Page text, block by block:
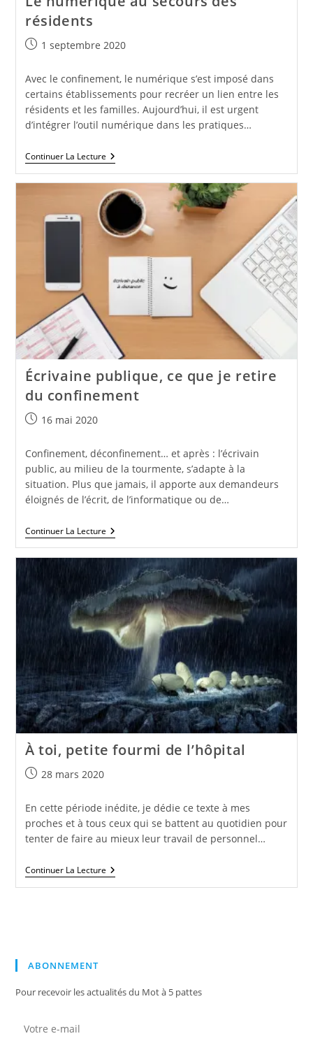
résidents
Publication
1 septembre 2020
Avec le confinement, le numérique s’est imposé dans
certains établissements pour recréer un lien entre les
résidents et les familles. Aujourd’hui, il est urgent
d’intégrer l’outil numérique dans les pratiques…
Continuer La LectureLe
Numérique
Secours
Des
Résidents
Écrivaine publique, ce que je retire
du confinement
Publication
16 mai 2020
Confinement, déconfinement… et après : l’écrivain
public, au milieu de la tourmente, s’adapte à la
situation. Plus que jamais, il apporte aux demandeurs
éloignés de l’écrit, de l’informatique ou de…
Continuer La LectureÉcrivaine
Publique,
Retire
Du
Confinement
À toi, petite fourmi de l’hôpital
Publication
28 mars 2020
En cette période inédite, je dédie ce texte à mes
proches et à tous ceux qui se battent au quotidien pour
tenter de faire au mieux leur travail de personnel…
Continuer La LectureÀ
Toi,
ABONNEMENT
Pour recevoir les actualités du Mot à 5 pattes
Votre